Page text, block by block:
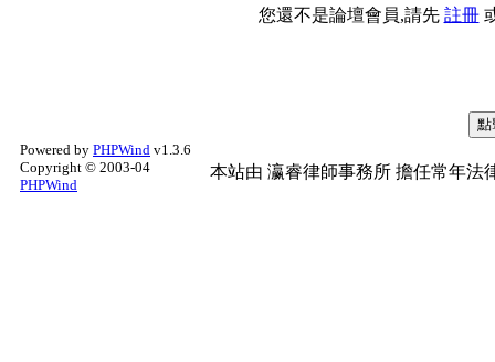
您還不是論壇會員,請先 註冊
Powered by PHPWind v1.3.6
Copyright © 2003-04
PHPWind
本站由 瀛睿律師事務所 擔任常年法